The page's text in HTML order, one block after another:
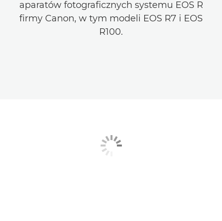
aparatów fotograficznych systemu EOS R
firmy Canon, w tym modeli EOS R7 i EOS
R100.